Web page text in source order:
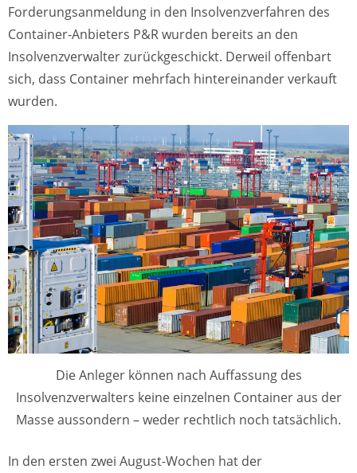
Forderungsanmeldung in den Insolvenzverfahren des
Container-Anbieters P&R wurden bereits an den
Insolvenzverwalter zurückgeschickt. Derweil offenbart
sich, dass Container mehrfach hintereinander verkauft
wurden.
Die Anleger können nach Auffassung des
Insolvenzverwalters keine einzelnen Container aus der
Masse aussondern – weder rechtlich noch tatsächlich.
In den ersten zwei August-Wochen hat der